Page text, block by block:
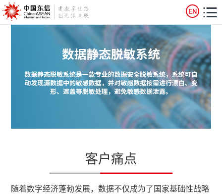
客户痛点
随着数字经济蓬勃发展，数据不仅成为了国家基础性战略